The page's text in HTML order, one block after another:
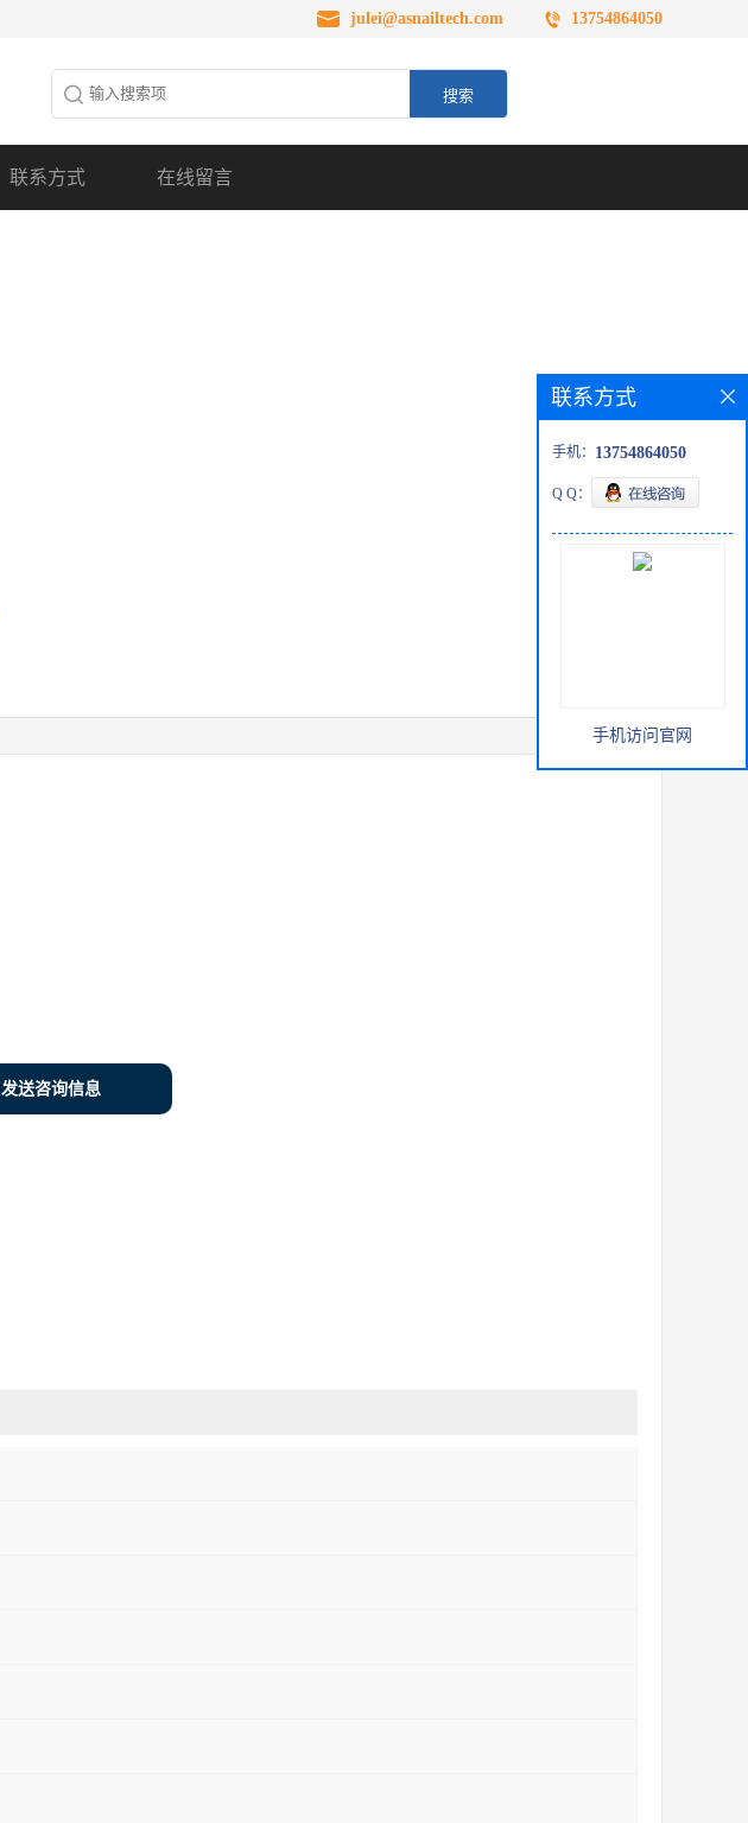
julei@asnailtech.com 13754864050
联系方式 在线留言
发送咨询信息
联系方式
手机： 13754864050
Q Q：
手机访问官网